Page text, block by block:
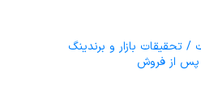
/ تحقیقات بازار و برندینگ
از فروش